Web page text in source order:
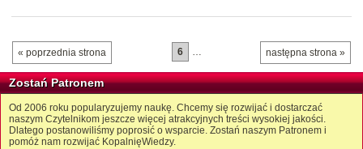
« poprzednia strona następna strona »
6 …
Zostań Patronem
Od 2006 roku popularyzujemy naukę. Chcemy się rozwijać i dostarczać
naszym Czytelnikom jeszcze więcej atrakcyjnych treści wysokiej jakości.
Dlatego postanowiliśmy poprosić o wsparcie. Zostań naszym Patronem i
pomóż nam rozwijać KopalnięWiedzy.